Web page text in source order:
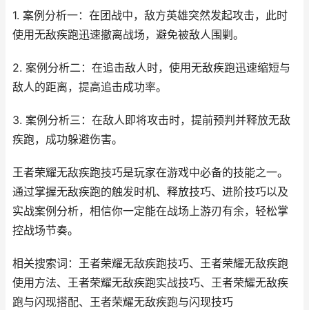
1. 案例分析一：在团战中，敌方英雄突然发起攻击，此时
使用无敌疾跑迅速撤离战场，避免被敌人围剿。
2. 案例分析二：在追击敌人时，使用无敌疾跑迅速缩短与
敌人的距离，提高追击成功率。
3. 案例分析三：在敌人即将攻击时，提前预判并释放无敌
疾跑，成功躲避伤害。
王者荣耀无敌疾跑技巧是玩家在游戏中必备的技能之一。
通过掌握无敌疾跑的触发时机、释放技巧、进阶技巧以及
实战案例分析，相信你一定能在战场上游刃有余，轻松掌
控战场节奏。
相关搜索词：王者荣耀无敌疾跑技巧、王者荣耀无敌疾跑
使用方法、王者荣耀无敌疾跑实战技巧、王者荣耀无敌疾
跑与闪现搭配、王者荣耀无敌疾跑与闪现技巧